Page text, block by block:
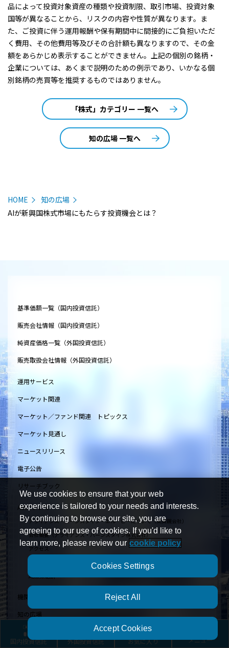
国内投資信託 外国投資信託 お気に入り メニュー
品によって投資対象資産の種類や投資制限、取引市場、投資対象
国等が異なることから、リスクの内容や性質が異なります。ま
た、ご投資に伴う運用報酬や保有期間中に間接的にご負担いただ
く費用、その他費用等及びその合計額も異なりますので、その金
額をあらかじめ表示することができません。上記の個別の銘柄・
企業については、あくまで説明のための例示であり、いかなる個
別銘柄の売買等を推奨するものではありません。
「株式」カテゴリー 一覧へ
知の広場 一覧へ
HOME
知の広場
AIが新興国株式市場にもたらす投資機会とは？
基準価額一覧（国内投資信託）
販売会社情報（国内投資信託）
純資産価格一覧（外国投資信託）
販売取扱会社情報（外国投資信託）
運用サービス
マーケット関連
マーケット／ファンド関連 トピックス
マーケット見通し
ニュースリリース
電子公告
リサーチブック
ABについて
アライアンス・バーンスタイン・エル・ピーについて（実質親会社）
会社概要（アライアンス・バーンスタイン株式会社）
アクセス
AB未来総研
機関投資家のお客様
知の広場
用語の広場
We use cookies to ensure that your web
experience is tailored to your needs and interests.
By continuing to browse our site, you are
agreeing to our use of cookies. If you'd like to
learn more, please review our cookie policy
Cookies Settings
Reject All
Accept Cookies